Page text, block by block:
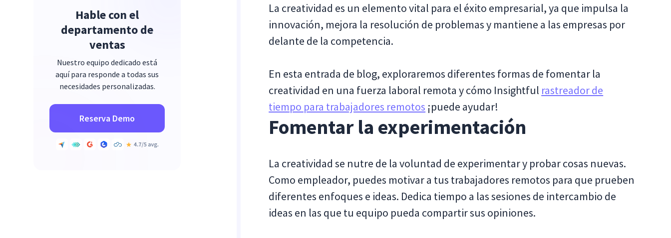
Hable con el
departamento de
ventas
Nuestro equipo dedicado está
aquí para responde a todas sus
necesidades personalizadas.
Reserva Demo
La creatividad es un elemento vital para el éxito empresarial, ya que impulsa la
innovación, mejora la resolución de problemas y mantiene a las empresas por
delante de la competencia.
En esta entrada de blog, exploraremos diferentes formas de fomentar la
creatividad en una fuerza laboral remota y cómo Insightful rastreador de
tiempo para trabajadores remotos ¡puede ayudar!
Fomentar la experimentación
La creatividad se nutre de la voluntad de experimentar y probar cosas nuevas.
Como empleador, puedes motivar a tus trabajadores remotos para que prueben
diferentes enfoques e ideas. Dedica tiempo a las sesiones de intercambio de
ideas en las que tu equipo pueda compartir sus opiniones.